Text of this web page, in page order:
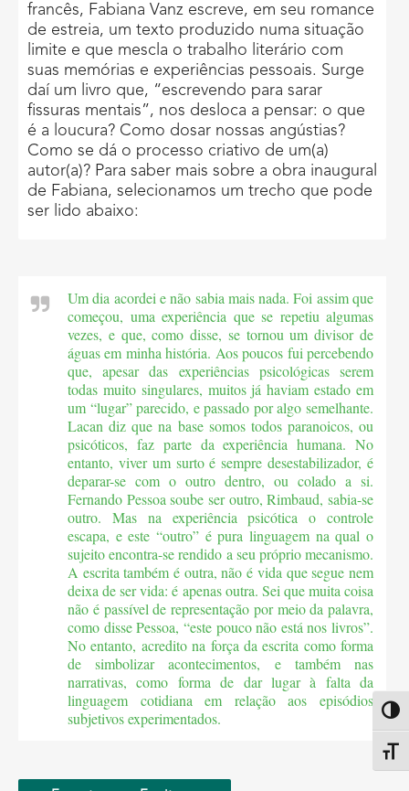
francês, Fabiana Vanz escreve, em seu romance
de estreia, um texto produzido numa situação
limite e que mescla o trabalho literário com
suas memórias e experiências pessoais. Surge
daí um livro que, “escrevendo para sarar
fissuras mentais”, nos desloca a pensar: o que
é a loucura? Como dosar nossas angústias?
Como se dá o processo criativo de um(a)
autor(a)? Para saber mais sobre a obra inaugural
de Fabiana, selecionamos um trecho que pode
ser lido abaixo:
Um dia acordei e não sabia mais nada. Foi assim que
começou, uma experiência que se repetiu algumas
vezes, e que, como disse, se tornou um divisor de
águas em minha história. Aos poucos fui percebendo
que, apesar das experiências psicológicas serem
todas muito singulares, muitos já haviam estado em
um “lugar” parecido, e passado por algo semelhante.
Lacan diz que na base somos todos paranoicos, ou
psicóticos, faz parte da experiência humana. No
entanto, viver um surto é sempre desestabilizador, é
deparar-se com o outro dentro, ou colado a si.
Fernando Pessoa soube ser outro, Rimbaud, sabia-se
outro. Mas na experiência psicótica o controle
escapa, e este “outro” é pura linguagem na qual o
sujeito encontra-se rendido a seu próprio mecanismo.
A escrita também é outra, não é vida que segue nem
deixa de ser vida: é apenas outra. Sei que muita coisa
não é passível de representação por meio da palavra,
como disse Pessoa, “este pouco não está nos livros”.
No entanto, acredito na força da escrita como forma
de simbolizar acontecimentos, e também nas
narrativas, como forma de dar lugar à falta da
linguagem cotidiana em relação aos episódios
subjetivos experimentados.